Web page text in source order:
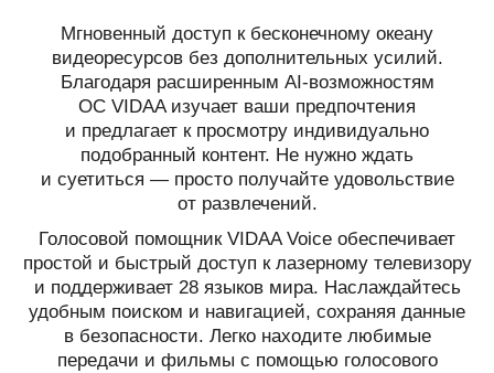
Мгновенный доступ к бесконечному океану
видеоресурсов без дополнительных усилий.
Благодаря расширенным AI-возможностям
ОС VIDAA изучает ваши предпочтения
и предлагает к просмотру индивидуально
подобранный контент. Не нужно ждать
и суетиться — просто получайте удовольствие
от развлечений.
Голосовой помощник VIDAA Voice обеспечивает
простой и быстрый доступ к лазерному телевизору
и поддерживает 28 языков мира. Наслаждайтесь
удобным поиском и навигацией, сохраняя данные
в безопасности. Легко находите любимые
передачи и фильмы с помощью голосового